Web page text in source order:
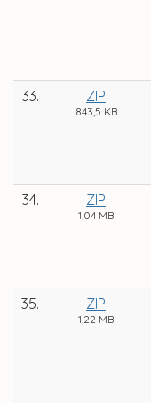
33. ZIP
843,5 KB
34. ZIP
1,04 MB
35. ZIP
1,22 MB